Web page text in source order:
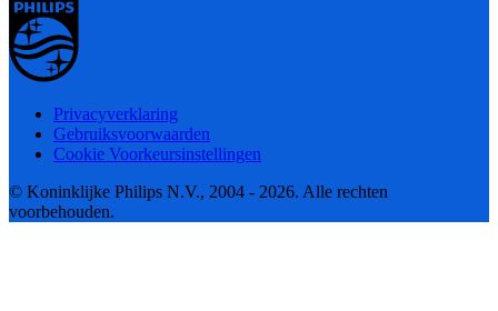
Privacyverklaring
Gebruiksvoorwaarden
Cookie Voorkeursinstellingen
© Koninklijke Philips N.V., 2004 - 2026. Alle rechten
voorbehouden.